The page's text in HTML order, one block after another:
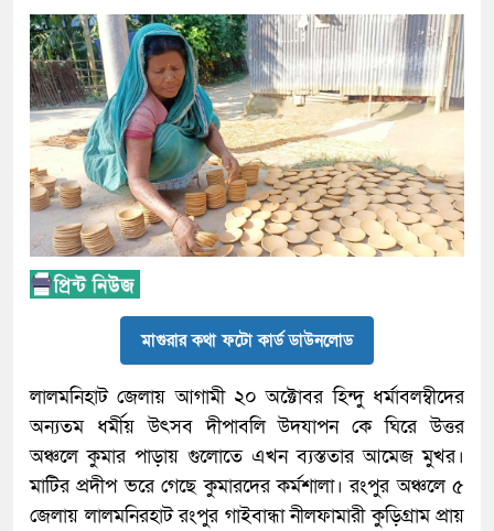
মাগুরার কথা ফটো কার্ড ডাউনলোড
লালমনিহাট জেলায় আগামী ২০ অক্টোবর হিন্দু ধর্মাবলম্বীদের
অন্যতম ধর্মীয় উৎসব দীপাবলি উদযাপন কে ঘিরে উত্তর
অঞ্চলে কুমার পাড়ায় গুলোতে এখন ব্যস্ততার আমেজ মুখর।
মাটির প্রদীপ ভরে গেছে কুমারদের কর্মশালা। রংপুর অঞ্চলে ৫
জেলায় লালমনিরহাট রংপুর গাইবান্ধা নীলফামারী কুড়িগ্রাম প্রায়